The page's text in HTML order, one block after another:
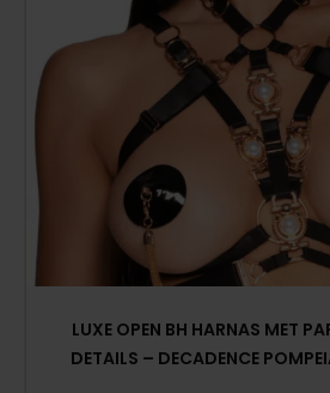
LUXE OPEN BH HARNAS MET
DETAILS – DECADENCE